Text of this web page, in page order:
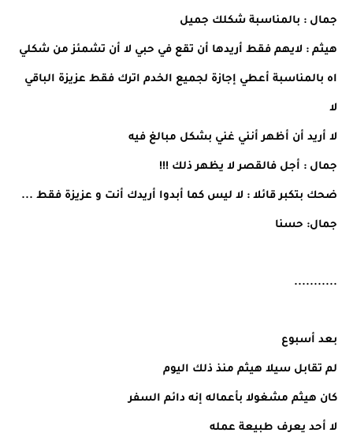
جمال : بالمناسبة شكلك جميل
هيثم : لايهم فقط أريدها أن تقع في حبي لا أن تشمئز من شكلي
اه بالمناسبة أعطي إجازة لجميع الخدم اترك فقط عزيزة الباقي
لا
لا أريد أن أظهر أنني غني بشكل مبالغ فيه
جمال : أجل فالقصر لا يظهر ذلك !!!
ضحك بتكبر قائلا : لا ليس كما أبدوا أريدك أنت و عزيزة فقط ...
جمال: حسنا
...........
بعد أسبوع
لم تقابل سيلا هيثم منذ ذلك اليوم
كان هيثم مشغولا بأعماله إنه دائم السفر
لا أحد يعرف طبيعة عمله